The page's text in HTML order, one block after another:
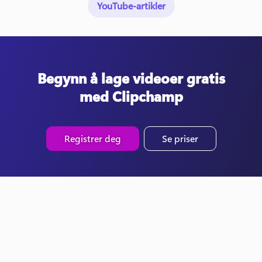
YouTube-artikler
Begynn å lage videoer gratis
med Clipchamp
Registrer deg Se priser